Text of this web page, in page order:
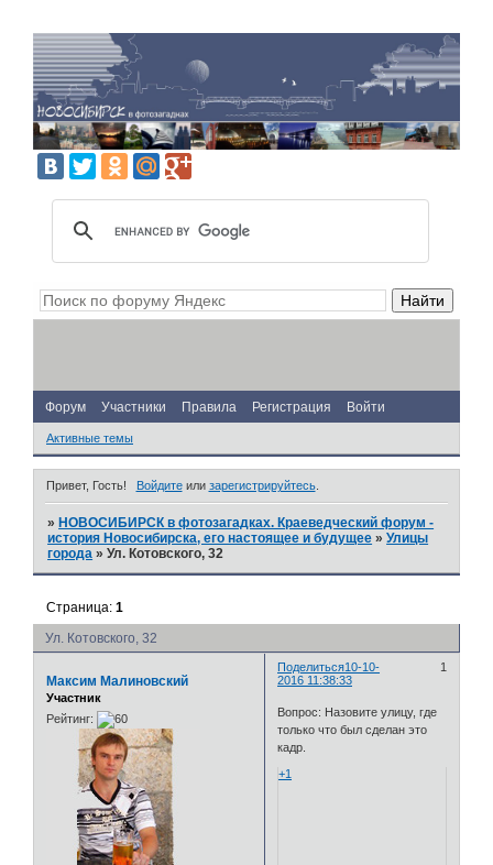
Форум Участники Правила Регистрация Войти
Активные темы
Привет, Гость! Войдитеили зарегистрируйтесь.
» НОВОСИБИРСК в фотозагадках. Краеведческий форум -
история Новосибирска, его настоящее и будущее »Улицы
города »Ул. Котовского, 32
Ул. Котовского, 32
Страница:1
Поделиться 1
10-10-
2016 11:38:33
Максим Малиновский
Участник
Рейтинг:
Вопрос: Назовите улицу, где
только что был сделан это
кадр.
+1